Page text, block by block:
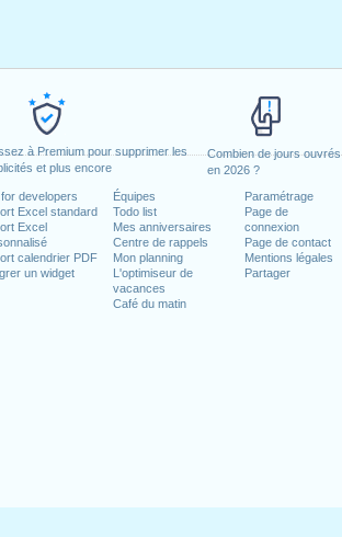
à Premium pour supprimer les
et plus encore
Combien de jours ouvrés
en 2026 ?
developers
Excel standard
Excel
calendrier PDF
un widget
Équipes
Todo list
Mes anniversaires
Centre de rappels
Mon planning
L'optimiseur de
vacances
Café du matin
Paramétrage
Page de
connexion
Page de contact
Mentions légales
Partager